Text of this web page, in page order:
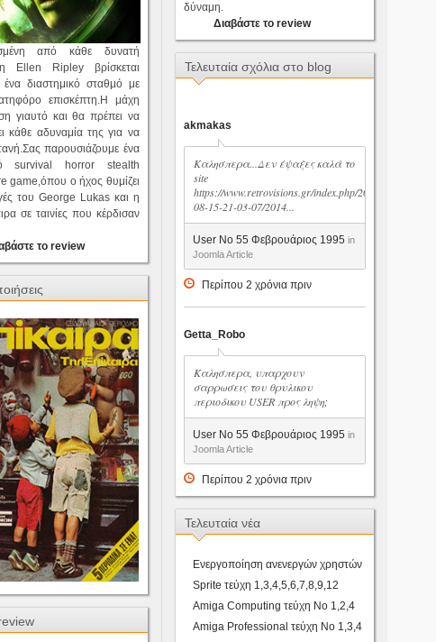
από κάθε δυνατή
Ellen Ripley βρίσκεται
διαστημικό σταθμό με
επισκέπτη.Η μάχη
γιαυτό και θα πρέπει να
κάθε αδυναμία της για να
παρουσιάζουμε ένα
survival horror stealth
game,όπου ο ήχος θυμίζει
του George Lukas και η
σε ταινίες που κέρδισαν
το review
δύναμη.
Διαβάστε το review
Τελευταία σχόλια στο blog
akmakas
Καλησπερα...Δεν έψαξες καλά το
site
https://www.retrovisions.gr/index.php/2014-
08-15-21-03-07/2014...
User No 55 Φεβρουάριος 1995 in
Joomla Article
Περίπου 2 χρόνια πριν
Getta_Robo
Καλησπερα, υπαρχουν
σαρρωσεις του θρυλικου
περιοδικου USER προς ληψη;
User No 55 Φεβρουάριος 1995 in
Joomla Article
Περίπου 2 χρόνια πριν
Τελευταία νέα
Ενεργοποίηση ανενεργών χρηστών
Sprite τεύχη 1,3,4,5,6,7,8,9,12
Amiga Computing τεύχη Νο 1,2,4
Amiga Professional τεύχη Νο 1,3,4